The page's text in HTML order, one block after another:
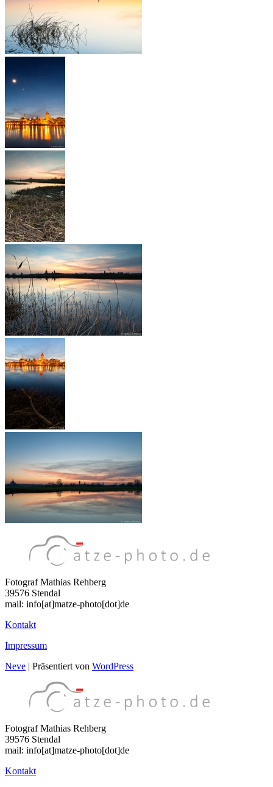
Fotograf Mathias Rehberg
39576 Stendal
mail: info[at]matze-photo[dot]de
Kontakt
Impressum
Neve | Präsentiert von WordPress
Fotograf Mathias Rehberg
39576 Stendal
mail: info[at]matze-photo[dot]de
Kontakt